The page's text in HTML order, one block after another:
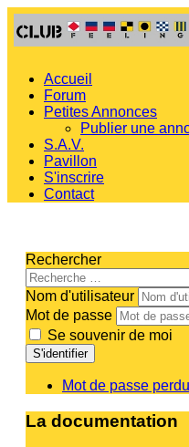
Accueil
Forum
Petites Annonces
Publier une
S.A.V.
Pavillon
S'inscrire
Contact
Rechercher
Nom d'utilisateur
Mot de passe
Se souvenir de moi
S'identifier
Mot de passe perdu
La documentation